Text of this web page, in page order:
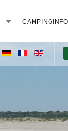
CAMPINGINFO